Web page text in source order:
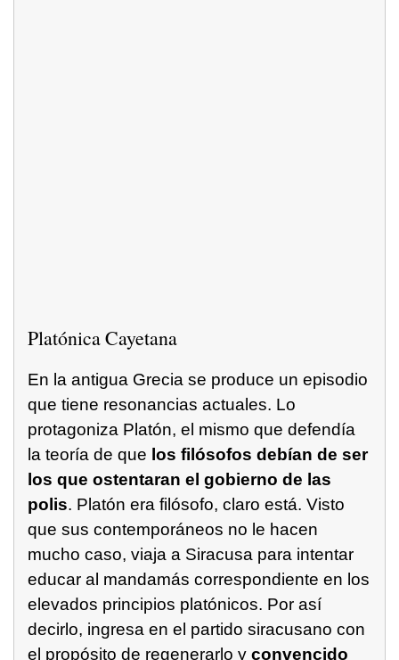
Platónica Cayetana
En la antigua Grecia se produce un episodio
que tiene resonancias actuales. Lo
protagoniza Platón, el mismo que defendía
la teoría de que los filósofos debían de ser
los que ostentaran el gobierno de las
polis. Platón era filósofo, claro está. Visto
que sus contemporáneos no le hacen
mucho caso, viaja a Siracusa para intentar
educar al mandamás correspondiente en los
elevados principios platónicos. Por así
decirlo, ingresa en el partido siracusano con
el propósito de regenerarlo y convencido